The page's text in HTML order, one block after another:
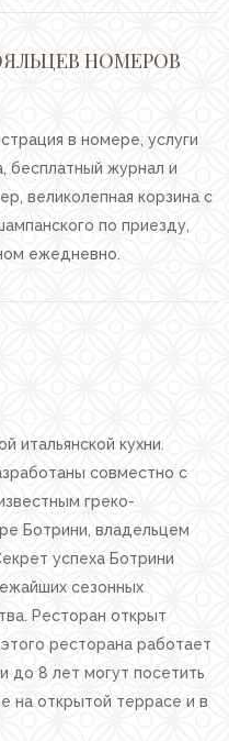
НОМЕРОВ
в номере, услуги
бесплатный журнал и
великолепная корзина с
по приезду,
ежедневно.
итальянской кухни.
совместно с
греко-
Ботрини, владельцем
успеха Ботрини
сезонных
Ресторан открыт
ресторана работает
до 8 лет могут посетить
на открытой террасе и в